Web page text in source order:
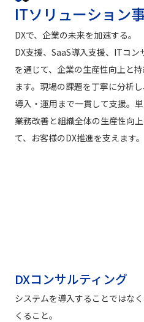
ITソリューション
DXで、企業の未来を加速する。
DX支援、SaaS導入支援、ITコ
を通じて、企業の生産性向上と
ます。現場の課題を丁寧に分析
導入・運用まで一貫して支援。
業務改善と組織全体の生産性向
て、お客様のDX推進を支えます。
DXコンサルティング
システムを導入することではな
くること。